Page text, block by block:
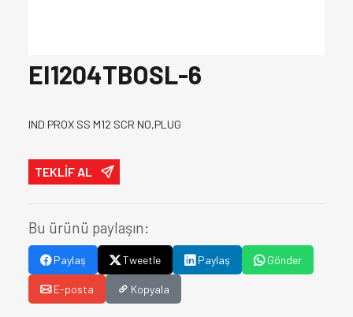
EI1204TBOSL-6
IND PROX SS M12 SCR NO,PLUG
TEKLİF AL
Bu ürünü paylaşın:
Paylaş Tweetle Paylaş Gönder
E-posta Kopyala